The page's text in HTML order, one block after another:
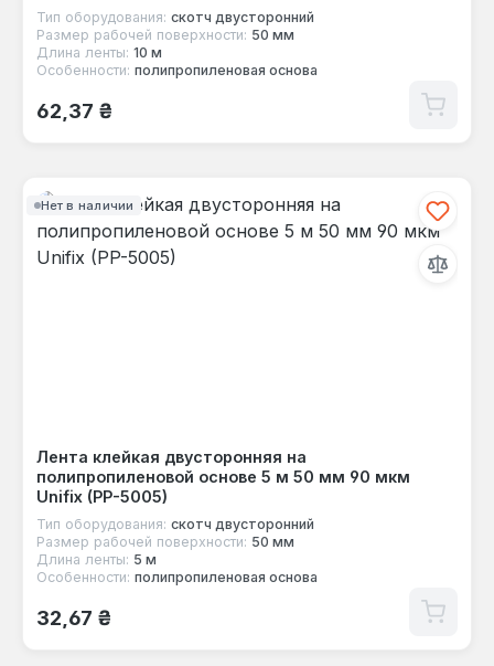
Тип оборудования: скотч двусторонний
Размер рабочей поверхности: 50 мм
Длина ленты: 10 м
Особенности: полипропиленовая основа
Обычная цена:
62,37 ₴
Нет в наличии
Лента клейкая двусторонняя на
полипропиленовой основе 5 м 50 мм 90 мкм
Unifix (PP-5005)
Тип оборудования: скотч двусторонний
Размер рабочей поверхности: 50 мм
Длина ленты: 5 м
Особенности: полипропиленовая основа
Обычная цена:
32,67 ₴